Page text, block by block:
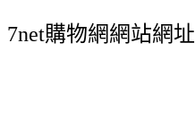
7net購物網網站網址